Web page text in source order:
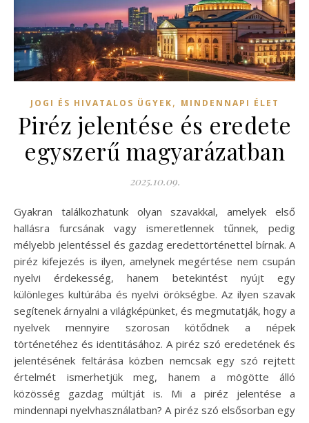
JOGI ÉS HIVATALOS ÜGYEK, MINDENNAPI ÉLET
Piréz jelentése és eredete
egyszerű magyarázatban
2025.10.09.
Gyakran találkozhatunk olyan szavakkal, amelyek első
hallásra furcsának vagy ismeretlennek tűnnek, pedig
mélyebb jelentéssel és gazdag eredettörténettel bírnak. A
piréz kifejezés is ilyen, amelynek megértése nem csupán
nyelvi érdekesség, hanem betekintést nyújt egy
különleges kultúrába és nyelvi örökségbe. Az ilyen szavak
segítenek árnyalni a világképünket, és megmutatják, hogy a
nyelvek mennyire szorosan kötődnek a népek
történetéhez és identitásához. A piréz szó eredetének és
jelentésének feltárása közben nemcsak egy szó rejtett
értelmét ismerhetjük meg, hanem a mögötte álló
közösség gazdag múltját is. Mi a piréz jelentése a
mindennapi nyelvhasználatban? A piréz szó elsősorban egy